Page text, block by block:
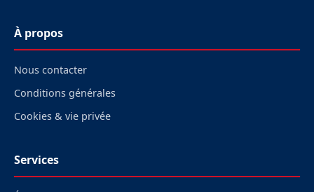
À propos
Nous contacter
Conditions générales
Cookies & vie privée
Services